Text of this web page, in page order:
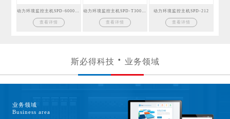
查看详情 查看详情
动力环境监控主机SPD-212
查看详情
斯必得科技 业务领域
业务领域
Business area